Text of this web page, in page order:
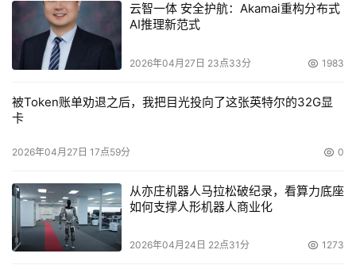
温度 - 0~35 C
包装内容
- 存储中心SC101
- 12V,5A电源适配器
- 以太网线
- 资源CD光盘
云智一体 安全护航：Akamai重构分布式
AI推理新范式
2026年04月27日 23点33分 1983
被Token账单劝退之后，我把目光投向了这张英特尔的32G显
卡
2026年04月27日 17点59分 0
从亦庄机器人马拉松破纪录，看算力底座
如何支撑人形机器人商业化
2026年04月24日 22点31分 1273